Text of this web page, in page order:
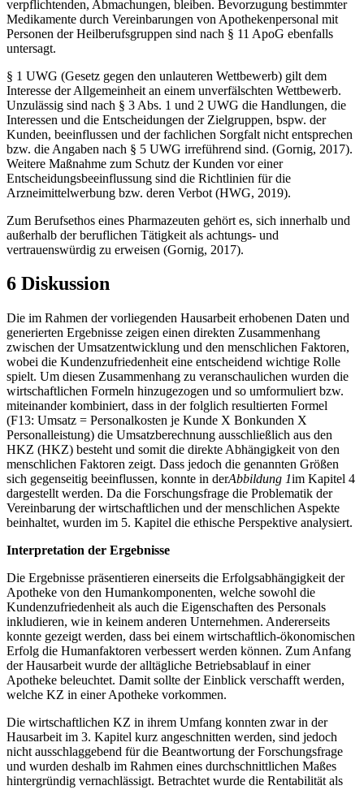
verpflichtenden, Abmachungen, bleiben. Bevorzugung bestimmter
Medikamente durch Vereinbarungen von Apothekenpersonal mit
Personen der Heilberufsgruppen sind nach § 11 ApoG ebenfalls
untersagt.
§ 1 UWG (Gesetz gegen den unlauteren Wettbewerb) gilt dem
Interesse der Allgemeinheit an einem unverfälschten Wettbewerb.
Unzulässig sind nach § 3 Abs. 1 und 2 UWG die Handlungen, die
Interessen und die Entscheidungen der Zielgruppen, bspw. der
Kunden, beeinflussen und der fachlichen Sorgfalt nicht entsprechen
bzw. die Angaben nach § 5 UWG irreführend sind. (Gornig, 2017).
Weitere Maßnahme zum Schutz der Kunden vor einer
Entscheidungsbeeinflussung sind die Richtlinien für die
Arzneimittelwerbung bzw. deren Verbot (HWG, 2019).
Zum Berufsethos eines Pharmazeuten gehört es, sich innerhalb und
außerhalb der beruflichen Tätigkeit als achtungs- und
vertrauenswürdig zu erweisen (Gornig, 2017).
6 Diskussion
Die im Rahmen der vorliegenden Hausarbeit erhobenen Daten und
generierten Ergebnisse zeigen einen direkten Zusammenhang
zwischen der Umsatzentwicklung und den menschlichen Faktoren,
wobei die Kundenzufriedenheit eine entscheidend wichtige Rolle
spielt. Um diesen Zusammenhang zu veranschaulichen wurden die
wirtschaftlichen Formeln hinzugezogen und so umformuliert bzw.
miteinander kombiniert, dass in der folglich resultierten Formel
(F13: Umsatz = Personalkosten je Kunde X Bonkunden X
Personalleistung) die Umsatzberechnung ausschließlich aus den
HKZ (HKZ) besteht und somit die direkte Abhängigkeit von den
menschlichen Faktoren zeigt. Dass jedoch die genannten Größen
sich gegenseitig beeinflussen, konnte in derAbbildung 1im Kapitel 4
dargestellt werden. Da die Forschungsfrage die Problematik der
Vereinbarung der wirtschaftlichen und der menschlichen Aspekte
beinhaltet, wurden im 5. Kapitel die ethische Perspektive analysiert.
Interpretation der Ergebnisse
Die Ergebnisse präsentieren einerseits die Erfolgsabhängigkeit der
Apotheke von den Humankomponenten, welche sowohl die
Kundenzufriedenheit als auch die Eigenschaften des Personals
inkludieren, wie in keinem anderen Unternehmen. Andererseits
konnte gezeigt werden, dass bei einem wirtschaftlich-ökonomischen
Erfolg die Humanfaktoren verbessert werden können. Zum Anfang
der Hausarbeit wurde der alltägliche Betriebsablauf in einer
Apotheke beleuchtet. Damit sollte der Einblick verschafft werden,
welche KZ in einer Apotheke vorkommen.
Die wirtschaftlichen KZ in ihrem Umfang konnten zwar in der
Hausarbeit im 3. Kapitel kurz angeschnitten werden, sind jedoch
nicht ausschlaggebend für die Beantwortung der Forschungsfrage
und wurden deshalb im Rahmen eines durchschnittlichen Maßes
hintergründig vernachlässigt. Betrachtet wurde die Rentabilität als